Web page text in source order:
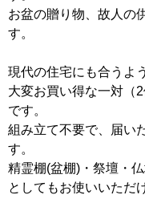
お盆の贈り物、故人の
す。
現代の住宅にも合うよ
大変お買い得な一対（
です。
組み立て不要で、届い
す。
精霊棚(盆棚)・祭壇・
としてもお使いいただ